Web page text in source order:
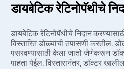
डायबेटिक रेटिनोपॅथीचे
डायबेटिक रेटिनोपॅथीचे निदान
विस्तारित डोळ्यांची तपासणी करतील.
पसरवण्यासाठी केला जातो जेणेकरून
पाहता येईल. विस्तारानंतर, डॉक्टर